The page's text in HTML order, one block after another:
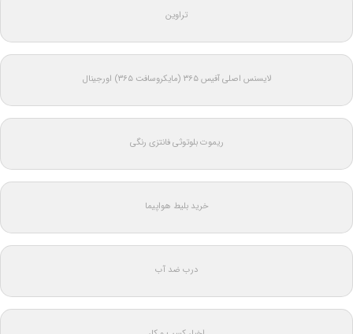
تراوین
لایسنس اصلی آفیس ۳۶۵ (مایکروسافت ۳۶۵) اورجینال
ریموت بلوتوثی فانتزی رنگی
خرید بلیط هواپیما
درب ضد آب